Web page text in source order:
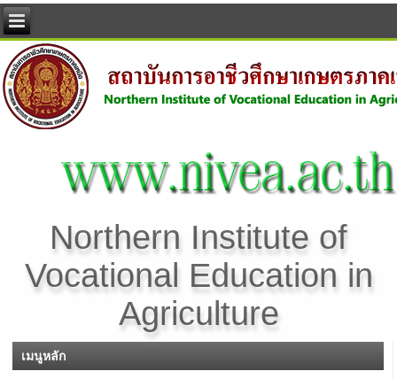
Northern Institute of
Vocational Education in
Agriculture
เมนูหลัก